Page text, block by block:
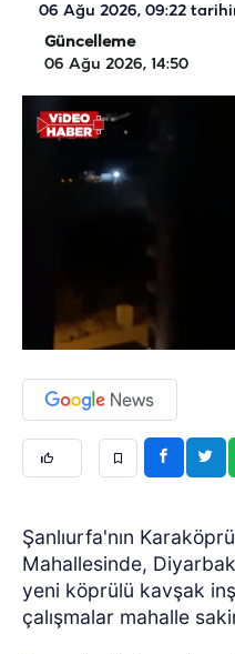
06 Ağu 2026, 09:22
Güncelleme
06 Ağu 2026, 14:50
Şanlıurfa'nın
Mahallesinde,
yeni köprülü kavşak
çalışmalar mahalle